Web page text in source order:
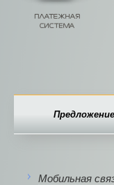
Мобильная